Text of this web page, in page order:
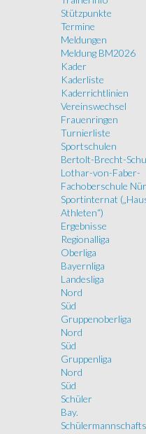
Stützpunkte
Termine
Meldungen
Meldung BM2026
Kader
Kaderliste
Kaderrichtlinien
Vereinswechsel
Frauenringen
Turnierliste
Sportschulen
Bertolt-Brecht-
Lothar-von-Faber-
Fachoberschule
Sportinternat
Athleten“)
Ergebnisse
Regionalliga
Oberliga
Bayernliga
Landesliga
Nord
Süd
Gruppenoberliga
Nord
Süd
Gruppenliga
Nord
Süd
Schüler
Bay.
Schülermannschafts